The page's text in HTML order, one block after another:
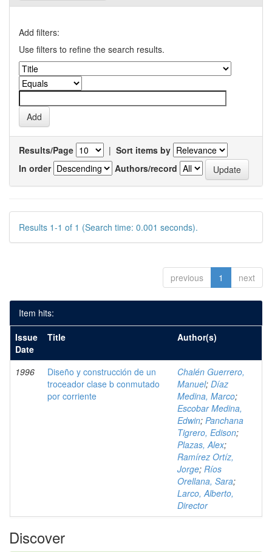
Add filters:
Use filters to refine the search results.
Results/Page | Sort items by
In order
Authors/record
Results 1-1 of 1 (Search time: 0.001 seconds).
previous 1 next
Item hits:
Issue
Date
Title Author(s)
1996
Diseño y construcción de un
troceador clase b conmutado
por corriente
Chalén Guerrero,
Manuel; Díaz
Medina, Marco;
Escobar Medina,
Edwin; Panchana
Tigrero, Edison;
Plazas, Alex;
Ramírez Ortíz,
Jorge; Ríos
Orellana, Sara;
Larco, Alberto,
Director
Discover